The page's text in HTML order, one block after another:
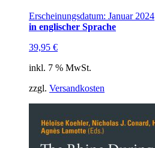
Erscheinungsdatum: Januar 2024
in englischer Sprache
39,95 €
inkl. 7 % MwSt.
zzgl. Versandkosten